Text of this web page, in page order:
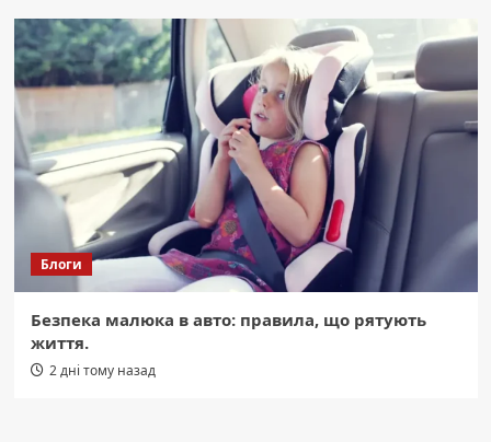
Блоги
Безпека малюка в авто: правила, що рятують
життя.
2 дні тому назад